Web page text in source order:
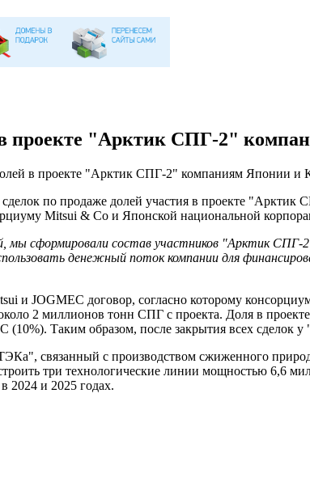
"Арктик СПГ-2"
в проекте "Арктик СПГ-2" компаниям Японии и
по продаже долей участия в проекте "Арктик
Mitsui & Co и Японской национальной
мы сформировали состав участников "Арктик
денежный поток компании для
JOGMEC договор, согласно которому
2 миллионов тонн СПГ с проекта. Доля в
Таким образом, после закрытия всех сделок
связанный с производством сжиженного
три технологические линии мощностью 6,6
2024 и 2025 годах.